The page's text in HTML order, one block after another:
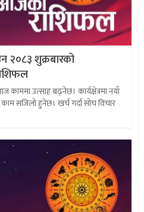
शुक्रबारको
उत्साह बढ्नेछ। कार्यक्षेत्रमा नयाँ
सजिलो हुनेछ। खर्च गर्दा सोच विचार